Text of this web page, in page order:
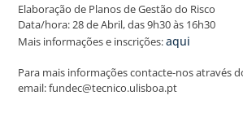
Elaboração de Planos de Gestão do Risco
Data/hora: 28 de Abril, das 9h30 às 16h30
Mais informações e inscrições:aqui
Para mais informações contacte-nos através
email: fundec@tecnico.ulisboa.pt